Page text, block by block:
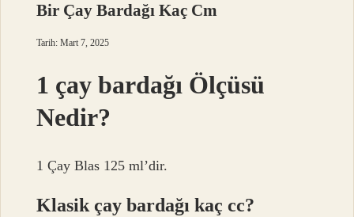
Bir Çay Bardağı Kaç Cm
Tarih: Mart 7, 2025
1 çay bardağı Ölçüsü
Nedir?
1 Çay Blas 125 ml’dir.
Klasik çay bardağı kaç cc?